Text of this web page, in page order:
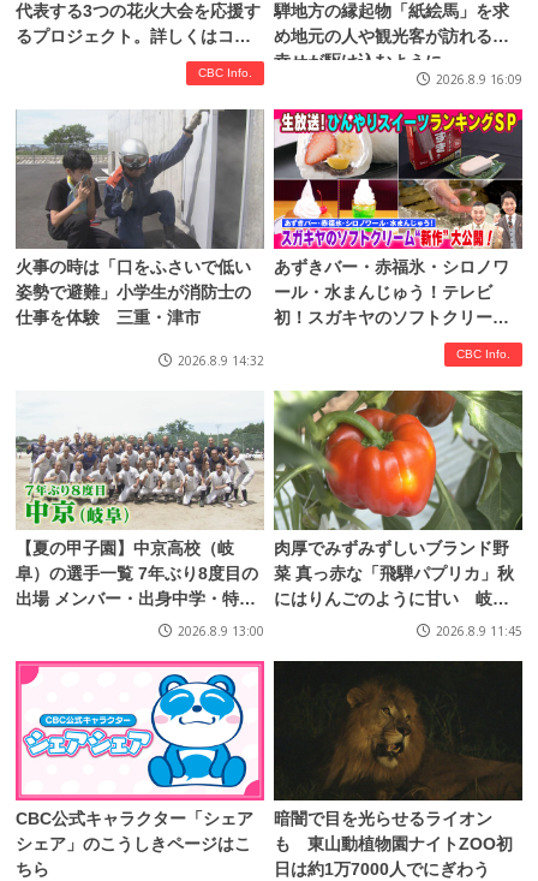
代表する3つの花火大会を応援す
るプロジェクト。詳しくはコチ
CBC Info.
騨地方の縁起物「紙絵馬」を求
め地元の人や観光客が訪れる
幸せが駆け込むように
2026.8.9 16:09
火事の時は「口をふさいで低い
姿勢で避難」小学生が消防士の
仕事を体験 三重・津市
2026.8.9 14:32
あずきバー・赤福氷・シロノワ
ール・水まんじゅう！テレビ
初！スガキヤのソフトクリー
CBC Info.
【夏の甲子園】中京高校（岐
阜）の選手一覧 7年ぶり8度目の
出場 メンバー・出身中学・特徴
2026.8.9 13:00
肉厚でみずみずしいブランド野
菜 真っ赤な「飛騨パプリカ」秋
にはりんごのように甘い 岐
阜・高山市の東農園では1日
2026.8.9 11:45
CBC公式キャラクター「シェア
シェア」のこうしきページはこ
ちら
暗闇で目を光らせるライオン
も 東山動植物園ナイトZOO初
日は約1万7000人でにぎわう